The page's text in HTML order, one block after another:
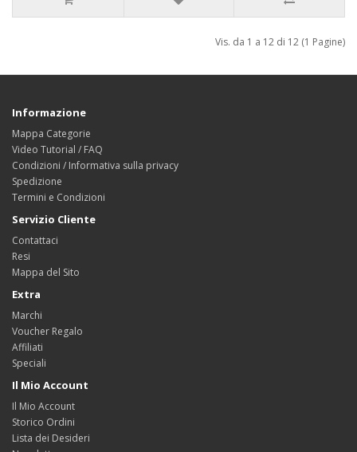
Vis. da 1 a 12 di 12 (1 Pagine)
Informazione
Mappa Categorie
Video Tutorial / FAQ
Condizioni / Informativa sulla privacy
Spedizione
Termini e Condizioni
Servizio Cliente
Contattaci
Resi
Mappa del Sito
Extra
Marchi
Voucher Regalo
Affiliati
Speciali
Il Mio Account
Il Mio Account
Storico Ordini
Lista dei Desideri